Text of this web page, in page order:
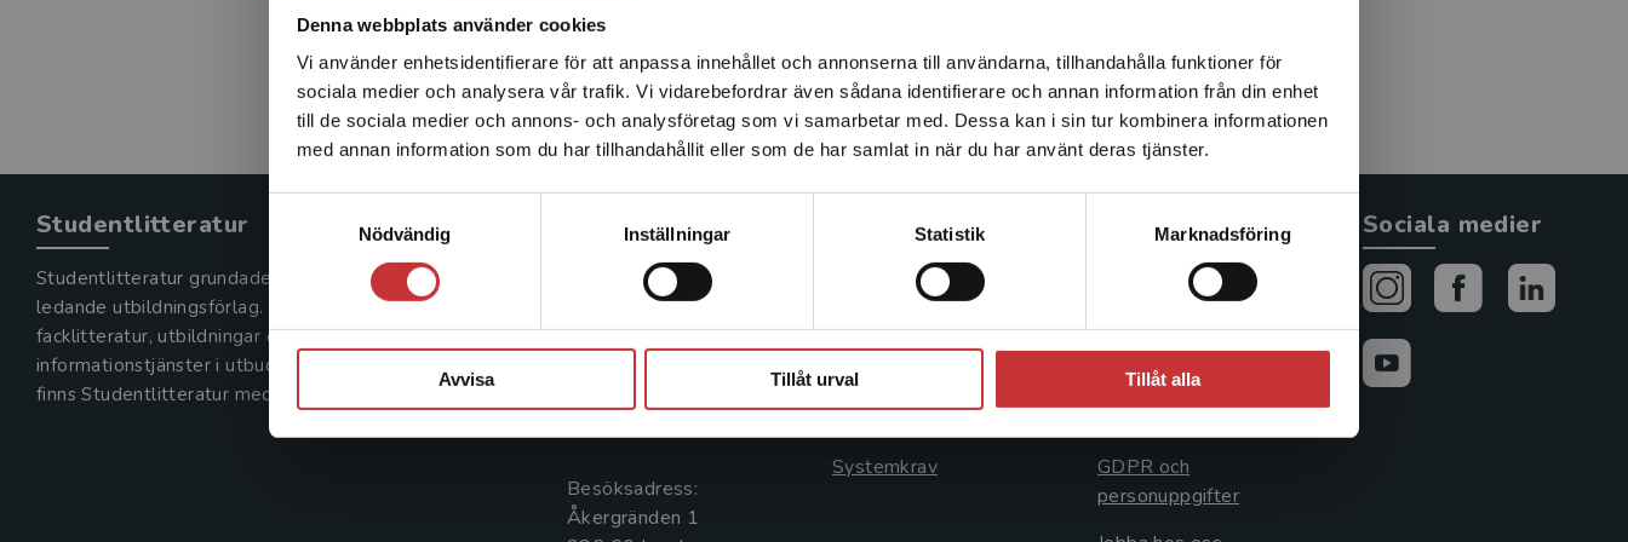
Denna webbplats använder cookies
Vi använder enhetsidentifierare för att anpassa innehållet och annonserna till användarna, tillhandahålla funktioner för
sociala medier och analysera vår trafik. Vi vidarebefordrar även sådana identifierare och annan information från din enhet
till de sociala medier och annons- och analysföretag som vi samarbetar med. Dessa kan i sin tur kombinera informationen
med annan information som du har tillhandahållit eller som de har samlat in när du har använt deras tjänster.
Nödvändig
Inställningar Statistik Marknadsföring
Avvisa Tillåt urval Tillåt alla
Det verkar som att du besöker studentlitteratur.se via en
enhet utanför Sverige. Vi erbjuder inte leveranser utanför
Sverige. För att kunna slutföra ett köp måste
leveransadressen vara i Sverige.Läs mer
Studentlitteratur
Studentlitteratur grundades 1963 och är idag Sveriges
ledande utbildningsförlag. Med läromedel, kurslitteratur,
facklitteratur, utbildningar och digitala
informationstjänster i utbudet,
finns Studentlitteratur med längs hela kunskapsresan.
Kontakta oss
Kontakta oss
046-31 20 00
Box 141
221 00 Lund
Besöksadress:
Åkergränden 1
Kundservice
Kontakta kundservice
046-31 21 00
Frågor och svar
Systemkrav
Allmänna länkar
Avtal och rättigheter
Cookies
GDPR och
personuppgifter
Sociala medier